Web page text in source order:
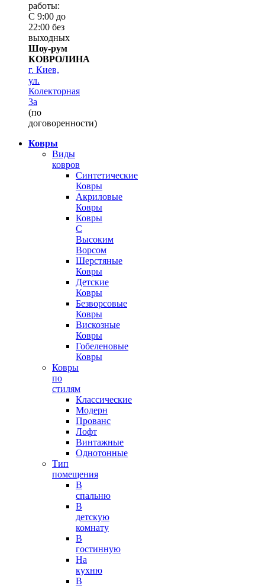
работы:
С 9:00 до
22:00 без
выходных
Шоу-рум
КОВРОЛИНА
г. Киев,
ул.
Колекторная
3а
(по
договоренности)
Ковры
Виды
ковров
Синтетические
Ковры
Акриловые
Ковры
Ковры
С
Высоким
Ворсом
Шерстяные
Ковры
Детские
Ковры
Безворсовые
Ковры
Вискозные
Ковры
Гобеленовые
Ковры
Ковры
по
стилям
Классические
Модерн
Прованс
Лофт
Винтажные
Однотонные
Тип
помещения
В
спальню
В
детскую
комнату
В
гостинную
На
кухню
В